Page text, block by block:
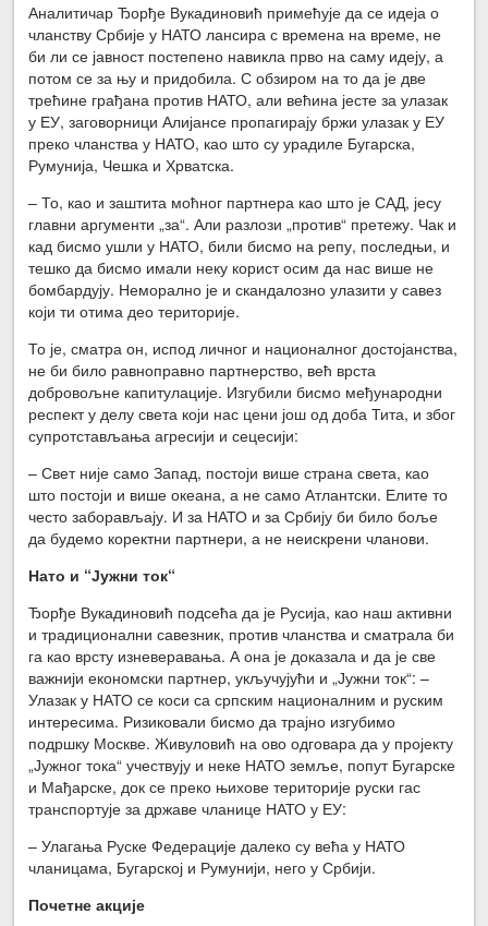
Аналитичар Ђорђе Вукадиновић примећује да се идеја о
чланству Србије у НАТО лансира с времена на време, не
би ли се јавност постепено навикла прво на саму идеју, а
потом се за њу и придобила. С обзиром на то да је две
трећине грађана против НАТО, али већина јесте за улазак
у ЕУ, заговорници Алијансе пропагирају бржи улазак у ЕУ
преко чланства у НАТО, као што су урадиле Бугарска,
Румунија, Чешка и Хрватска.
– То, као и заштита моћног партнера као што је САД, јесу
главни аргументи „за“. Али разлози „против“ претежу. Чак и
кад бисмо ушли у НАТО, били бисмо на репу, последњи, и
тешко да бисмо имали неку корист осим да нас више не
бомбардују. Неморално је и скандалозно улазити у савез
који ти отима део територије.
То је, сматра он, испод личног и националног достојанства,
не би било равноправно партнерство, већ врста
добровољне капитулације. Изгубили бисмо међународни
респект у делу света који нас цени још од доба Тита, и због
супротстављања агресији и сецесији:
– Свет није само Запад, постоји више страна света, као
што постоји и више океана, а не само Атлантски. Елите то
често заборављају. И за НАТО и за Србију би било боље
да будемо коректни партнери, а не неискрени чланови.
Нато и “Јужни ток“
Ђорђе Вукадиновић подсећа да је Русија, као наш активни
и традиционални савезник, против чланства и сматрала би
га као врсту изневеравања. А она је доказала и да је све
важнији економски партнер, укључујући и „Јужни ток“: –
Улазак у НАТО се коси са српским националним и руским
интересима. Ризиковали бисмо да трајно изгубимо
подршку Москве. Живуловић на ово одговара да у пројекту
„Јужног тока“ учествују и неке НАТО земље, попут Бугарске
и Мађарске, док се преко њихове територије руски гас
транспортује за државе чланице НАТО у ЕУ:
– Улагања Руске Федерације далеко су већа у НАТО
чланицама, Бугарској и Румунији, него у Србији.
Почетне акције